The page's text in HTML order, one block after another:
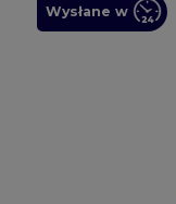
Wysłane w